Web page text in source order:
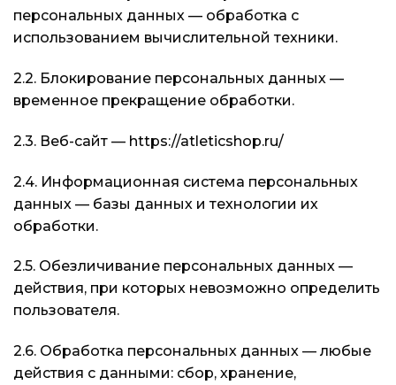
персональных данных — обработка с
использованием вычислительной техники.
2.2. Блокирование персональных данных —
временное прекращение обработки.
2.3. Веб-сайт — https://atleticshop.ru/
2.4. Информационная система персональных
данных — базы данных и технологии их
обработки.
2.5. Обезличивание персональных данных —
действия, при которых невозможно определить
пользователя.
2.6. Обработка персональных данных — любые
действия с данными: сбор, хранение,